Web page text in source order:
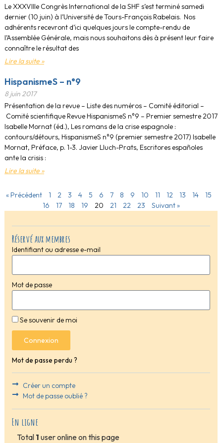
Réservé aux membres
Identifiant ou adresse e-mail
Mot de passe
Se souvenir de moi
Connexion
Mot de passe perdu ?
Créer un compte
Mot de passe oublié ?
En ligne
Total 1 user online on this page
Le XXXVIIIe Congrès International de la SHF s’est terminé samedi
dernier (10 juin) à l’Université de Tours-François Rabelais. Nos
adhérents recevront d’ici quelques jours le compte-rendu de
l’Assemblée Générale, mais nous souhaitons dès à présent leur faire
connaître le résultat des
Lire la suite »
HispanismeS – n°9
8 juin 2017
Présentation de la revue – Liste des numéros – Comité éditorial –
Comité scientifique Revue HispanismeS n°9 – Premier semestre 2017
Isabelle Mornat (éd.), Les romans de la crise espagnole :
contours/détours, HispanismeS n°9 (premier semestre 2017) Isabelle
Mornat, Préface, p. 1-3. Javier Lluch-Prats, Escritores españoles
ante la crisis :
Lire la suite »
« Précédent 1 2 3 4 5 6 7 8 9 10 11 12 13 14
15
16
17 18 19 20 21 22 23 Suivant »